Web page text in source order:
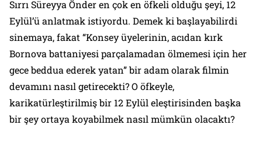
Sırrı Süreyya Önder en çok en öfkeli olduğu şeyi, 12
Eylül’ü anlatmak istiyordu. Demek ki başlayabilirdi
sinemaya, fakat “Konsey üyelerinin, acıdan kırk
Bornova battaniyesi parçalamadan ölmemesi için her
gece beddua ederek yatan” bir adam olarak filmin
devamını nasıl getirecekti? O öfkeyle,
karikatürleştirilmiş bir 12 Eylül eleştirisinden başka
bir şey ortaya koyabilmek nasıl mümkün olacaktı?